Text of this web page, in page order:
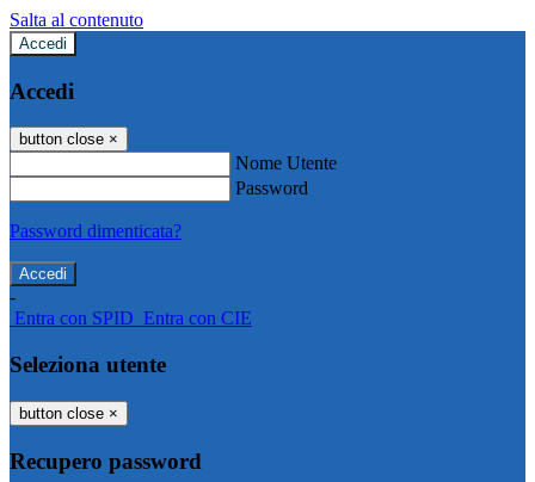
Salta al contenuto
Accedi
Accedi
button close ×
Nome Utente
Password
Password dimenticata?
-
Entra con SPID Entra con CIE
Seleziona utente
button close ×
Recupero password